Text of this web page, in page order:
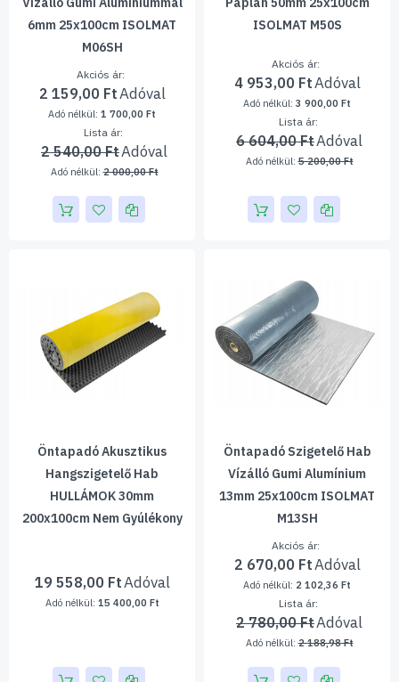
Rendeljen szigetelő habot online még ma, és élvezze
megbízható és hatékony megoldásokat minden
felhasználási területre.
6mm 25x100cm ISOLMAT
M06SH
Akciós ár
2 159,00 Ft
1 700,00 Ft
Lista ár
2 540,00 Ft
2 000,00 Ft
ISOLMAT M50S
Akciós ár
4 953,00 Ft
3 900,00 Ft
Lista ár
6 604,00 Ft
5 200,00 Ft
Öntapadó Akusztikus
Hangszigetelő Hab
HULLÁMOK 30mm
200x100cm Nem Gyúlékony
19 558,00 Ft
15 400,00 Ft
Öntapadó Szigetelő Hab
Vízálló Gumi Alumínium
13mm 25x100cm ISOLMAT
M13SH
Akciós ár
2 670,00 Ft
2 102,36 Ft
Lista ár
2 780,00 Ft
2 188,98 Ft